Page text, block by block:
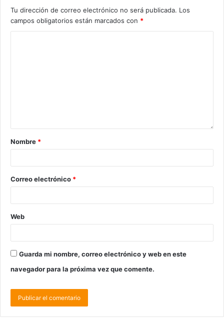
Tu dirección de correo electrónico no será publicada. Los
campos obligatorios están marcados con *
Nombre *
Correo electrónico *
Web
Guarda mi nombre, correo electrónico y web en este
navegador para la próxima vez que comente.